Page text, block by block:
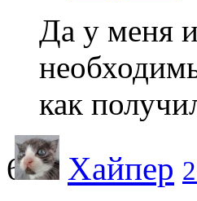
Да у меня
как
Хайпер